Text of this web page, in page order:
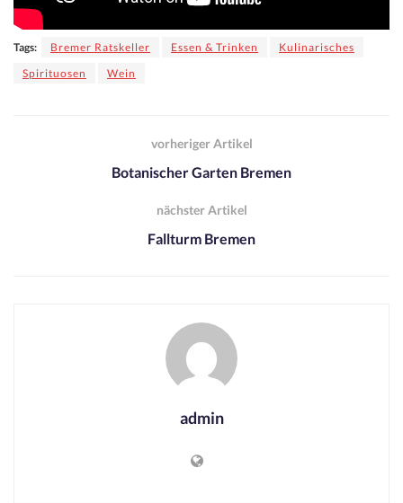
Tags: Bremer Ratskeller Essen & Trinken
Kulinarisches
Spirituosen
Wein
vorheriger Artikel
Botanischer Garten Bremen
nächster Artikel
Fallturm Bremen
admin